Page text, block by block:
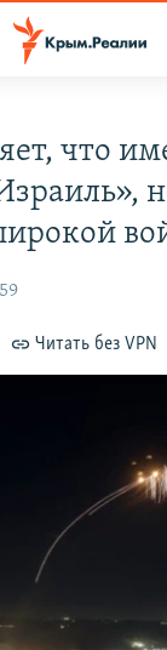
КРЫМА. 11 ИСТОРИЙ
что
Читать без VPN